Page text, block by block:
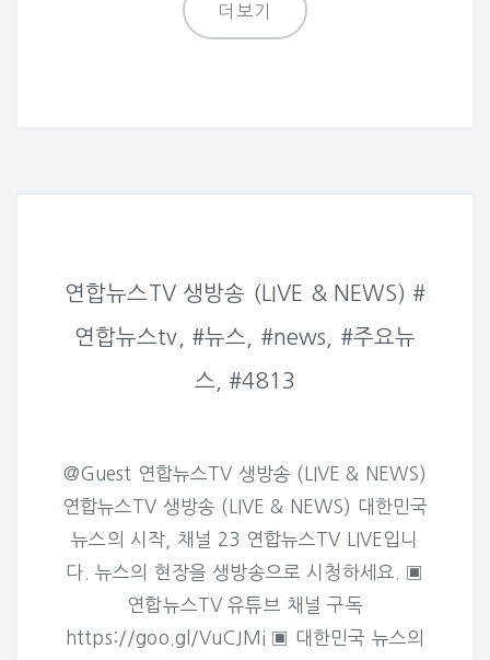
더보기
연합뉴스TV 생방송 (LIVE & NEWS) #
연합뉴스tv, #뉴스, #news, #주요뉴
스, #4813
@Guest 연합뉴스TV 생방송 (LIVE & NEWS)
연합뉴스TV 생방송 (LIVE & NEWS) 대한민국
뉴스의 시작, 채널 23 연합뉴스TV LIVE입니
다. 뉴스의 현장을 생방송으로 시청하세요. ▣
연합뉴스TV 유튜브 채널 구독
https://goo.gl/VuCJMi ▣ 대한민국 뉴스의